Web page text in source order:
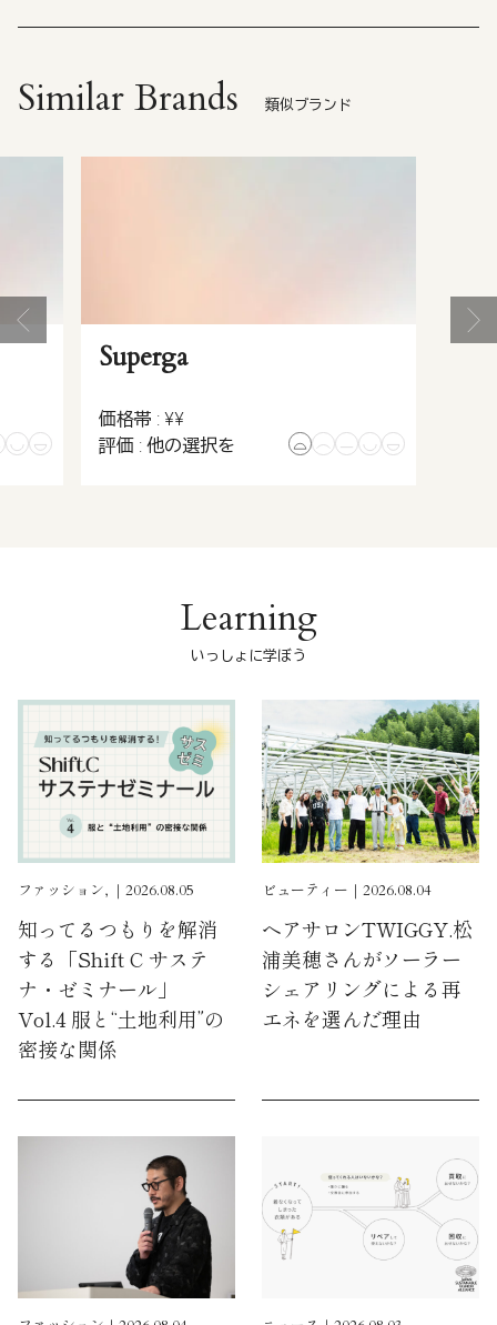
Similar Brands 類似ブランド
Superga
価格帯 : ¥¥
評価 : 他の選択を
Learning
いっしょに学ぼう
ファッション, ｜2026.08.05
知ってるつもりを解消
する「Shift C サステ
ナ・ゼミナール」
Vol.4 服と“土地利用”の
密接な関係
ビューティー｜2026.08.04
ヘアサロンTWIGGY.松
浦美穂さんがソーラー
シェアリングによる再
エネを選んだ理由